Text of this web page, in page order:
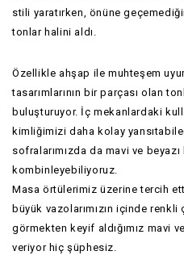
stili yaratırken, önüne
tonlar halini aldı.
Özellikle ahşap ile muhteşem
tasarımlarının bir parçası olan
buluşturuyor. İç mekanlardaki
kimliğimizi daha kolay
sofralarımızda da mavi ve
kombinleyebiliyoruz.
Masa örtülerimiz üzerine tercih
büyük vazolarımızın içinde
görmekten keyif aldığımız mavi
veriyor hiç şüphesiz.